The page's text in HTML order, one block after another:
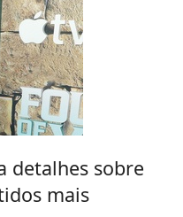
detalhes sobre
mais